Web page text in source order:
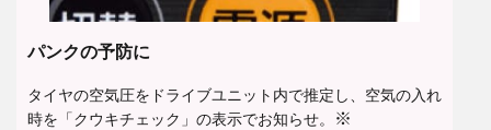
パンクの予防に
タイヤの空気圧をドライブユニット内で推定し、空気の入れ
時を「クウキチェック」の表示でお知らせ。
※